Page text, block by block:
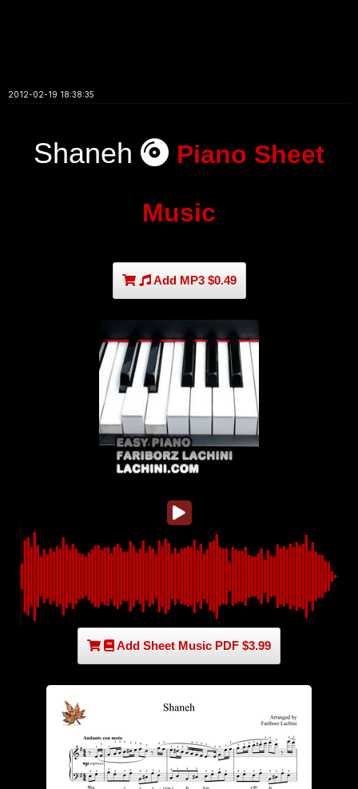
2012-02-19 18:38:35
Shaneh Piano Sheet
Music
Add MP3 $0.49
Add Sheet Music PDF $3.99